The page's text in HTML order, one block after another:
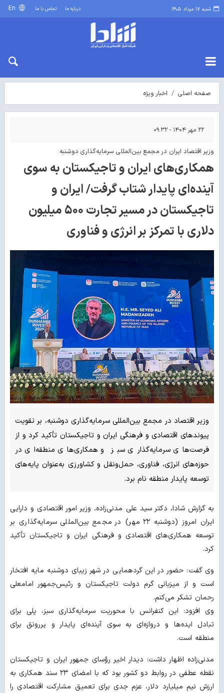
شنبه ۱۷ مرداد ۱۴۰۵ درباره ما تماس با ما
صفحه اصلی اخبار ویژه
۲۲ مهر ۱۴۰۴ - ۰۹:۳۲
وزیر اقتصاد ایران در مجمع بین‌المللی سرمایه‌گذاری دوشنبه:
همکاری‌های ایران و تاجیکستان به سوی
آینده‌ای پایدار شتاب گرفت/ ایران و
تاجیکستان در مسیر تجارت ۵۰۰ میلیون
دلاری با تمرکز بر انرژی و فناوری
وزیر اقتصاد در مجمع بین‌المللی سرمایه‌گذاری دوشنبه، بر تقویت
پیوندهای اقتصادی و فرهنگی ایران و تاجیکستان تأکید کرد و از
فرصت‌های سرمایه‌گذاری سبز و همکاری‌های منطقه‌ای در
حوزه‌های انرژی، فناوری، حمل‌ونقل و کشاورزی به‌عنوان پایه‌های
توسعه پایدار منطقه نام برد.
به گزارش شادا، دکتر سید علی مدنی‌زاده، وزیر امور اقتصادی و دارایی
ایران امروز (دوشنبه ۲۲ مهر) در مجمع بین‌المللی سرمایه‌گذاری بر
توسعه همکاری‌های اقتصادی و فرهنگی ایران و تاجیکستان تأکید
کرد.
وی گفت: حضور در این گردهمایی در شهر زیبای دوشنبه مایه افتخار
است و از میزبانی گرم دولت تاجیکستان و رئیس‌جمهور امامعلی
رحمان تشکر می‌کنم.
وی افزود: این کنفرانس با محوریت سرمایه‌گذاری سبز، پلی برای
تبادل ایده‌ها و دروازه‌ای به سوی آینده‌ای پایدار و پررونق برای
منطقه است.
مدنی‌زاده اظهار داشت: دیدار اخیر رؤسای جمهور ایران و تاجیکستان
نقطه عطفی در روابط دو کشور بود که با امضای ۲۳ سند همکاری به
ارزش نیم میلیارد دلار، عزم جدی برای تعمیق مشارکت اقتصادی را